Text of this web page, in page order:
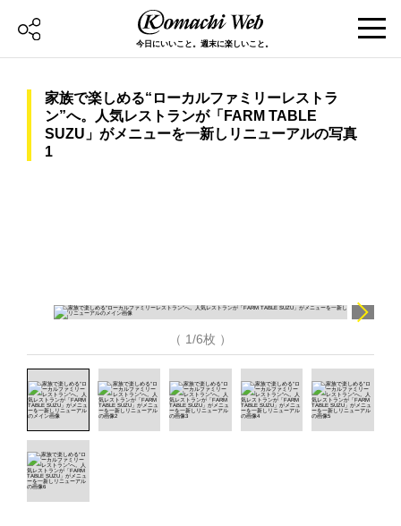
今日にいいこと。週末に楽しいこと。
家族で楽しめる“ローカルファミリーレストラ
ン”へ。人気レストランが「FARM TABLE
SUZU」がメニューを一新しリニューアルの写真
1
（ 1/6枚 ）